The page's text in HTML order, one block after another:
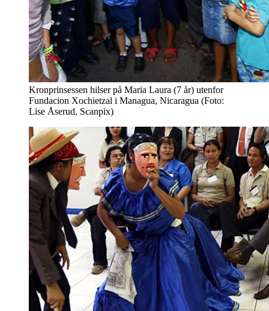
Kronprinsessen hilser på Maria Laura (7 år) utenfor
Fundacion Xochietzal i Managua, Nicaragua (Foto:
Lise Åserud, Scanpix)